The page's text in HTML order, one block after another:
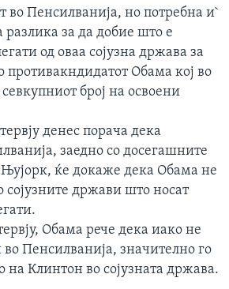
во Пенсилванија, но потребна и`
разлика за да добие што е
од оваа сојузна држава за
Обама кој во
број на освоени
денес порача дека
заедно со досегашните
ќе докаже дека Обама не
држави што носат
Обама рече дека иако не
во Пенсилванија, значително го
на Клинтон во сојузната држава.